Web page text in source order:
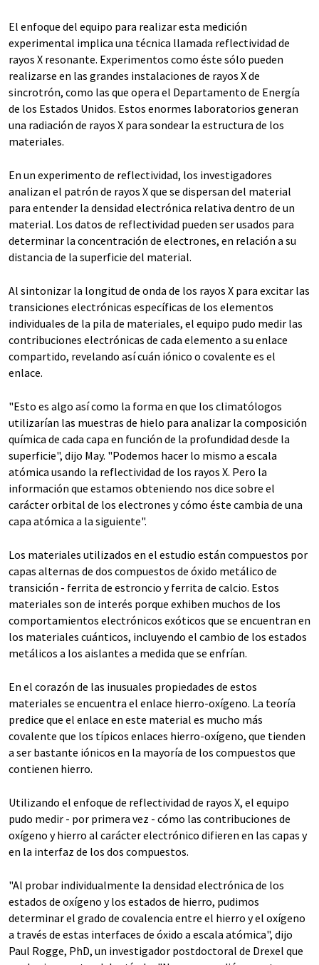
El enfoque del equipo para realizar esta medición
experimental implica una técnica llamada reflectividad de
rayos X resonante. Experimentos como éste sólo pueden
realizarse en las grandes instalaciones de rayos X de
sincrotrón, como las que opera el Departamento de Energía
de los Estados Unidos. Estos enormes laboratorios generan
una radiación de rayos X para sondear la estructura de los
materiales.
En un experimento de reflectividad, los investigadores
analizan el patrón de rayos X que se dispersan del material
para entender la densidad electrónica relativa dentro de un
material. Los datos de reflectividad pueden ser usados para
determinar la concentración de electrones, en relación a su
distancia de la superficie del material.
Al sintonizar la longitud de onda de los rayos X para excitar las
transiciones electrónicas específicas de los elementos
individuales de la pila de materiales, el equipo pudo medir las
contribuciones electrónicas de cada elemento a su enlace
compartido, revelando así cuán iónico o covalente es el
enlace.
"Esto es algo así como la forma en que los climatólogos
utilizarían las muestras de hielo para analizar la composición
química de cada capa en función de la profundidad desde la
superficie", dijo May. "Podemos hacer lo mismo a escala
atómica usando la reflectividad de los rayos X. Pero la
información que estamos obteniendo nos dice sobre el
carácter orbital de los electrones y cómo éste cambia de una
capa atómica a la siguiente".
Los materiales utilizados en el estudio están compuestos por
capas alternas de dos compuestos de óxido metálico de
transición - ferrita de estroncio y ferrita de calcio. Estos
materiales son de interés porque exhiben muchos de los
comportamientos electrónicos exóticos que se encuentran en
los materiales cuánticos, incluyendo el cambio de los estados
metálicos a los aislantes a medida que se enfrían.
En el corazón de las inusuales propiedades de estos
materiales se encuentra el enlace hierro-oxígeno. La teoría
predice que el enlace en este material es mucho más
covalente que los típicos enlaces hierro-oxígeno, que tienden
a ser bastante iónicos en la mayoría de los compuestos que
contienen hierro.
Utilizando el enfoque de reflectividad de rayos X, el equipo
pudo medir - por primera vez - cómo las contribuciones de
oxígeno y hierro al carácter electrónico difieren en las capas y
en la interfaz de los dos compuestos.
"Al probar individualmente la densidad electrónica de los
estados de oxígeno y los estados de hierro, pudimos
determinar el grado de covalencia entre el hierro y el oxígeno
a través de estas interfaces de óxido a escala atómica", dijo
Paul Rogge, PhD, un investigador postdoctoral de Drexel que